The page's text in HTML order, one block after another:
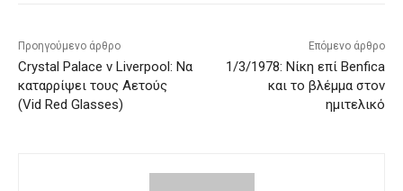
Προηγούμενο άρθρο
Crystal Palace v Liverpool: Να
καταρρίψει τους Αετούς
(Vid Red Glasses)
Επόμενο άρθρο
1/3/1978: Νίκη επί Benfica
και το βλέμμα στον
ημιτελικό